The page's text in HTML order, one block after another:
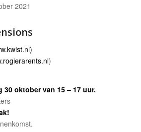
2021
)
30 oktober van 15 – 17 uur.